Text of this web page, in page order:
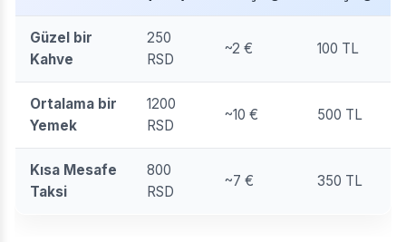
Belgrad'da ortalama harcama örnekleri
Güzel bir
Kahve
250
RSD
~2 € 100 TL
Ortalama bir
Yemek
1200
RSD
~10 € 500 TL
Kısa Mesafe
Taksi
800
RSD
~7 € 350 TL